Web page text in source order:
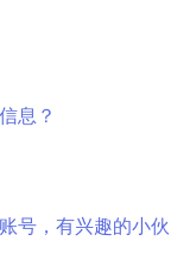
息？
号，有兴趣的小伙